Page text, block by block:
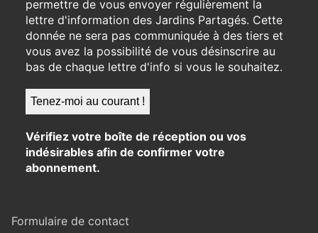
permettre de vous envoyer régulièrement la
lettre d'information des Jardins Partagés. Cette
donnée ne sera pas communiquée à des tiers et
vous avez la possibilité de vous désinscrire au
bas de chaque lettre d'info si vous le souhaitez.
Vérifiez votre boîte de réception ou vos
indésirables afin de confirmer votre
abonnement.
Formulaire de contact